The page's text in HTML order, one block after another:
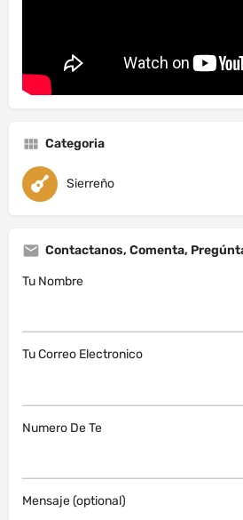
Categoria
Sierreño
Contactanos, Comenta,
Tu Nombre
Tu Correo Electronico
Numero De Te
Mensaje (optional)